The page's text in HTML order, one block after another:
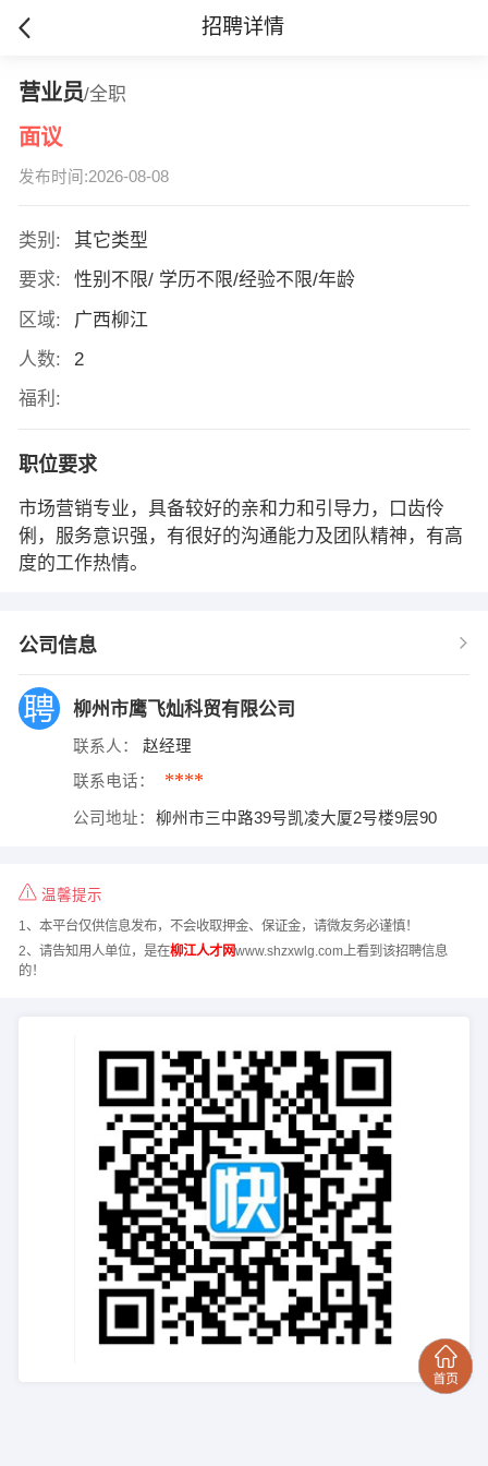
招聘详情
营业员/全职
面议
发布时间:2026-08-08
类别:
其它类型
要求:
性别不限/ 学历不限/经验不限/年龄
区域:
广西柳江
人数:
2
福利:
职位要求
市场营销专业，具备较好的亲和力和引导力，口齿伶
俐，服务意识强，有很好的沟通能力及团队精神，有高
度的工作热情。
公司信息
柳州市鹰飞灿科贸有限公司
联系人： 赵经理
联系电话： ****
公司地址： 柳州市三中路39号凯凌大厦2号楼9层90
温馨提示
1、本平台仅供信息发布，不会收取押金、保证金，请微友务必谨慎！
2、请告知用人单位，是在柳江人才网www.shzxwlg.com上看到该招聘信息
的！